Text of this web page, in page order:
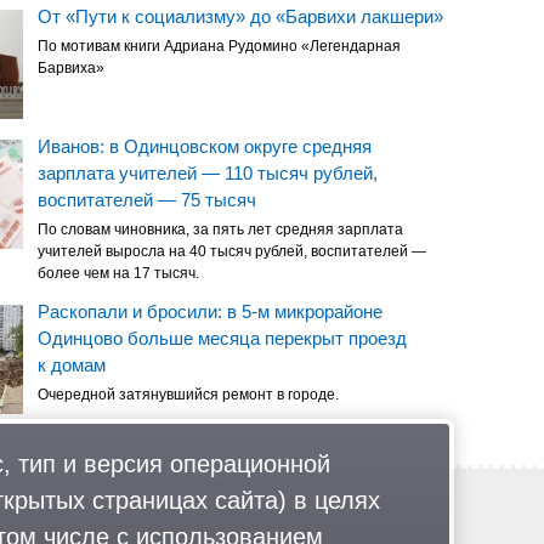
От «Пути к социализму» до «Барвихи лакшери»
По мотивам книги Адриана Рудомино «Легендарная
Барвиха»
Иванов: в Одинцовском округе средняя
зарплата учителей — 110 тысяч рублей,
воспитателей — 75 тысяч
По словам чиновника, за пять лет средняя зарплата
учителей выросла на 40 тысяч рублей, воспитателей —
более чем на 17 тысяч.
Раскопали и бросили: в 5-м микрорайоне
Одинцово больше месяца перекрыт проезд
к домам
Очередной затянувшийся ремонт в городе.
Обратная связь
Политика обработки персональных данных
тип и версия операционной
страницах сайта) в целях
числе с использованием